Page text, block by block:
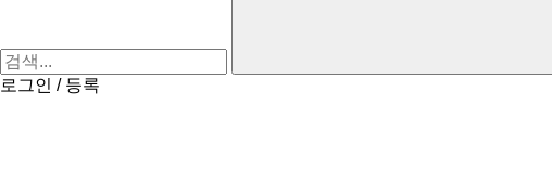
로그인 / 등록